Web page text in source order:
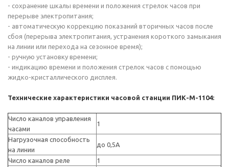
- сохранение шкалы времени и положения стрелок часов при
перерыве электропитания;
- автоматическую коррекцию показаний вторичных часов после
сбоя (перерыва электропитания, устранения короткого замыкания
на линии или перехода на сезонное время);
- ручную установку времени;
- индикацию времени и положения стрелок часов с помощью
жидко-кристаллического дисплея.
Технические характеристики часовой станции ПИК-М-1104:
Число каналов управления
часами
1
Нагрузочная способность
на линии
до 0,5А
Число каналов реле
1